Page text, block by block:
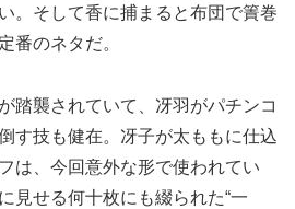
。そして香に捕まると布団で簀巻
番のネタだ。
踏襲されていて、冴羽がパチンコ
す技も健在。冴子が太ももに仕込
は、今回意外な形で使われてい
見せる何十枚にも綴られた“一